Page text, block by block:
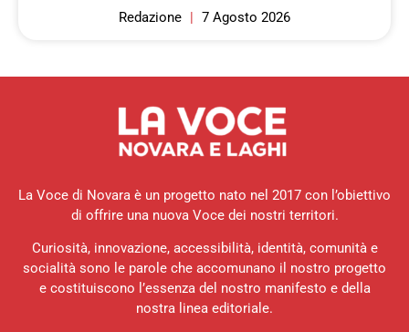
Redazione 7 Agosto 2026
La Voce di Novara è un progetto nato nel 2017 con l’obiettivo
di offrire una nuova Voce dei nostri territori.
Curiosità, innovazione, accessibilità, identità, comunità e
socialità sono le parole che accomunano il nostro progetto
e costituiscono l’essenza del nostro manifesto e della
nostra linea editoriale.